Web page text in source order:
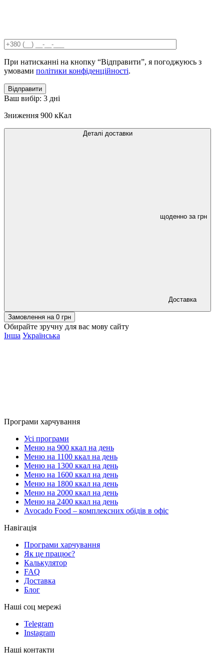
При натисканні на кнопку “Відправити”, я погоджуюсь з
умовами політики конфіденційності.
Відправити
Ваш вибір: 3 дні
Зниження 900 кКал
Деталі доставки
щоденно за грн
Доставка
Замовлення на 0 грн
Обирайте зручну для вас мову сайту
Інша Українська
Програми харчування
Усі програми
Меню на 900 ккал на день
Меню на 1100 ккал на день
Меню на 1300 ккал на день
Меню на 1600 ккал на день
Меню на 1800 ккал на день
Меню на 2000 ккал на день
Меню на 2400 ккал на день
Avocado Food – комплексних обідів в офіс
Навігація
Програми харчування
Як це працює?
Калькулятор
FAQ
Доставка
Блог
Наші соц мережі
Telegram
Instagram
Наші контакти